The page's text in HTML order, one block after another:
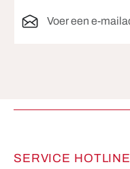
SERVICE HOTLINE